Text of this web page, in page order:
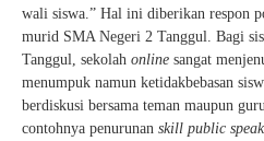
wali siswa.” Hal ini diberikan respon
murid SMA Negeri 2 Tanggul. Bagi
Tanggul, sekolah online sangat
menumpuk namun ketidakbebasan
berdiskusi bersama teman maupun
contohnya penurunan skill public